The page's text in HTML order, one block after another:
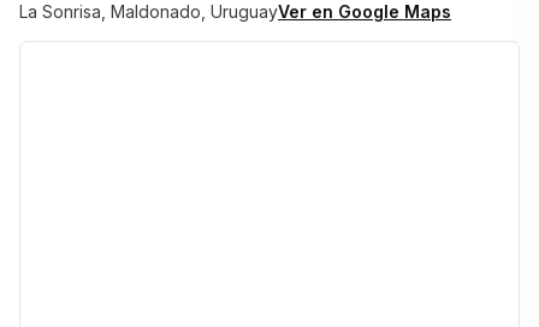
La Sonrisa, Maldonado, UruguayVer en Google Maps